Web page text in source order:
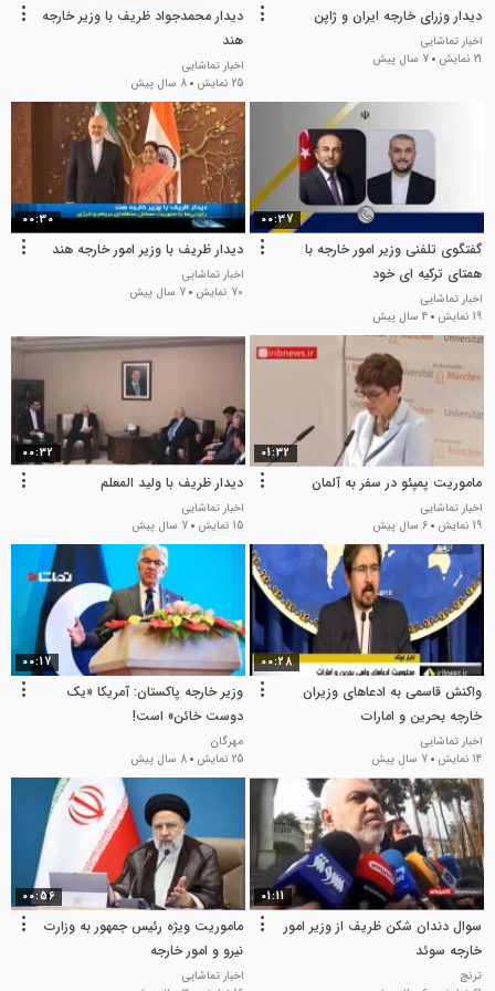
دیدار وزرای خارجه ایران و ژاپن
اخبار تماشایی
21 نمایش
7 سال پیش
دیدار محمدجواد ظریف با وزیر خارجه
هند
اخبار تماشایی
25 نمایش
8 سال پیش
00:37
گفتگوی تلفنی وزیر امور خارجه با
همتای ترکیه ای خود
اخبار تماشایی
19 نمایش
4 سال پیش
00:30
دیدار ظریف با وزیر امور خارجه هند
اخبار تماشایی
70 نمایش
7 سال پیش
01:32
ماموریت پمپئو در سفر به آلمان
اخبار تماشایی
19 نمایش
6 سال پیش
00:32
دیدار ظریف با ولید المعلم
اخبار تماشایی
15 نمایش
7 سال پیش
00:28
واکنش قاسمی به ادعاهای وزیران
خارجه بحرین و امارات
اخبار تماشایی
14 نمایش
7 سال پیش
00:17
وزیر خارجه پاکستان: آمریکا «یک
دوست خائن» است!
مهرگان
25 نمایش
8 سال پیش
01:11
سوال دندان شکن ظریف از وزیر امور
خارجه سوئد
ترنج
00:56
ماموریت ویژه رئیس جمهور به وزارت
نیرو و امور خارجه
اخبار تماشایی